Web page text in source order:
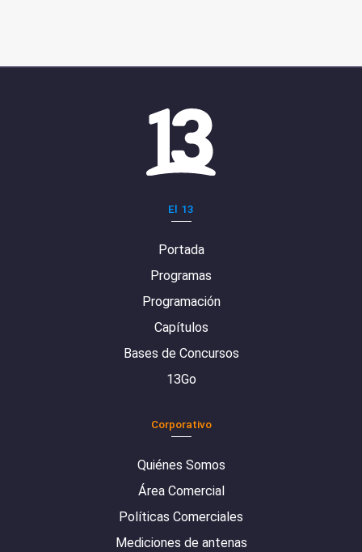
El 13
Portada
Programas
Programación
Capítulos
Bases de Concursos
13Go
Corporativo
Quiénes Somos
Área Comercial
Políticas Comerciales
Mediciones de antenas